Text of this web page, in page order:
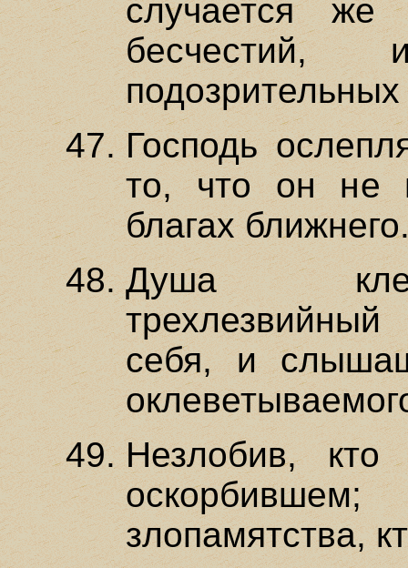
случается
Господь
то, что он не
благах
Душа
себя, и
Незлобив, кто
злопамятства,